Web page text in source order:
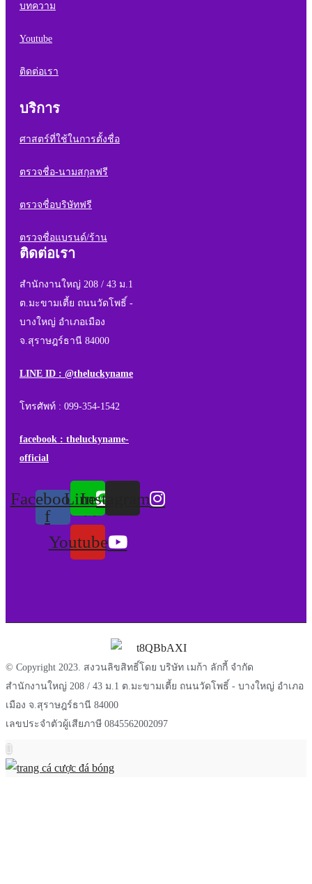
บทความ
Youtube
ติดต่อเรา
บริการ
ศาสตร์ที่ใช้ในการตั้งชื่อ
ตรวจชื่อ-นามสกุลฟรี
ตรวจชื่อบริษัทฟรี
ตรวจชื่อแบรนด์/ร้าน
ติดต่อเรา
สำนักงานใหญ่ 208 / 43 ม.1
ต.มะขามเตี้ย ถนนวัดโพธิ์ -
บางใหญ่ อำเภอเมือง
จ.สุราษฎร์ธานี 84000
LINE ID : @theluckyname
โทรศัพท์ : 099-354-1542
facebook : theluckyname-
official
Facebook-
f
LineInstagram
Youtube
© Copyright 2023. สงวนลิขสิทธิ์โดย บริษัท เมก้า ลักกี้ จำกัด
สำนักงานใหญ่ 208 / 43 ม.1 ต.มะขามเตี้ย ถนนวัดโพธิ์ - บางใหญ่ อำเภอ
เมือง จ.สุราษฎร์ธานี 84000
เลขประจำตัวผู้เสียภาษี 0845562002097